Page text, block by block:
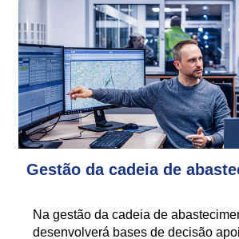
Gestão da cadeia de
Na gestão da cadeia de
desenvolverá bases de decisão